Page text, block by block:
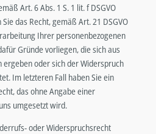
Art. 6 Abs. 1 S. 1 lit. f DSGVO
das Recht, gemäß Art. 21 DSGVO
Ihrer personenbezogenen
Gründe vorliegen, die sich aus
oder sich der Widerspruch
Im letzteren Fall haben Sie ein
das ohne Angabe einer
umgesetzt wird.
oder Widerspruchsrecht